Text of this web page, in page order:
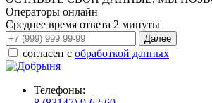
Операторы онлайн
Среднее время ответа 2 минуты
согласен с обработкой данных
Телефоны: